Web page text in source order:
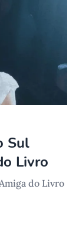
Sul
Livro
do Livro